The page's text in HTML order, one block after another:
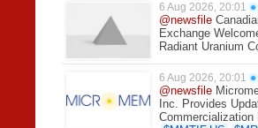
6 Aug 2026, 20:01 ●
@newsfile
Exchange
Radiant Uranium
6 Aug 2026, 20:01 ●
@newsfile
Inc. Provides
Commercialization